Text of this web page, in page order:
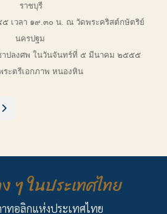
ราชบุรี
เวลา ๑๙.๓๐ น. ณ วัดพระคริสต์กษัตริย์
นครปฐม
ปลงศพ ในวันจันทร์ที่ ๕ มีนาคม ๒๕๕๕
ะตรีเอกภาพ หนองหิน
สเตอร์อาคาทาพิกุล สงวนพงษ์
ดไป: เสกป่าช้าอาสนวิหารแม่พระบังเกิด บางนกแ
ในประเทศไทย
ทอลิกแห่งประเทศไทย